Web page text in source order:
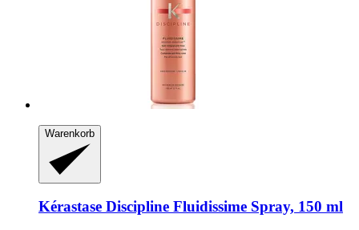
Warenkorb
Kérastase Discipline Fluidissime Spray, 150 ml